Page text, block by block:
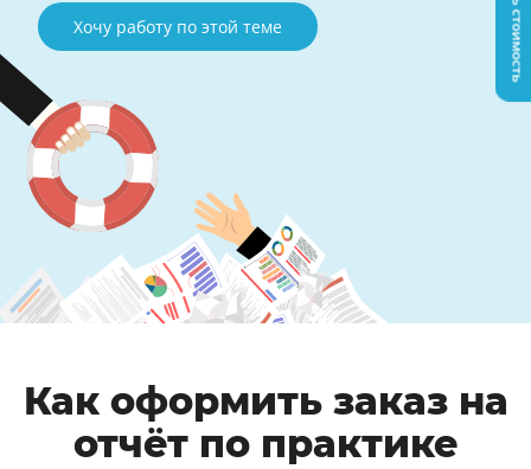
Хочу работу по этой теме
Как оформить заказ на
отчёт по практике